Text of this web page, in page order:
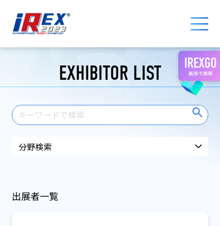
国際ロボット展 iREX 2023 ONLINE
EXHIBITOR LIST
出展者一覧